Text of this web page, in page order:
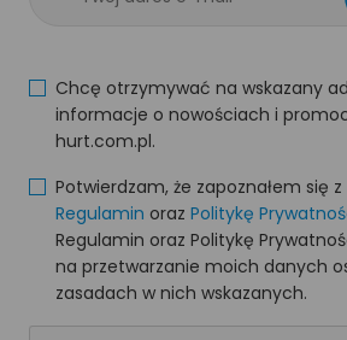
Chcę otrzymywać na wskazany
informacje o nowościach i
hurt.com.pl.
Potwierdzam, że zapoznałem się
Regulamin oraz Politykę
Regulamin oraz Politykę
na przetwarzanie moich danych
zasadach w nich wskazanych.